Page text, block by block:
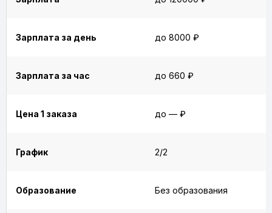
Зарплата за день до 8000 ₽
Зарплата за час до 660 ₽
Цена 1 заказа до — ₽
График 2/2
Образование Без образования